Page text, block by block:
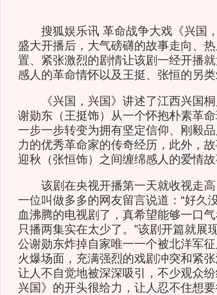
搜狐娱乐讯 革命战争大戏《兴国
盛大开播后，大气磅礴的故事走向、
置、紧张激烈的剧情让该剧一经开播
感人的革命情怀以及王挺、张恒的另
《兴国，兴国》讲述了江西兴国桐
谢勋东（王挺饰）从一个怀抱朴素革
一步一步转变为拥有坚定信仰、刚毅
力的优秀革命家的传奇经历，此外，
迎秋（张恒饰）之间缠绵感人的爱情
该剧在央视开播第一天就收视走高
一位叫做多多的网友留言说道：“好久
血沸腾的电视剧了，真希望能够一口
只播两集实在太少了。”该剧开篇就展
公谢勋东炸掉自家唯一一个被北洋军
火爆场面，充满强烈的戏剧冲突和紧
让人不自觉地被深深吸引，不少观众
兴国》的开头很给力，让人忍不住想